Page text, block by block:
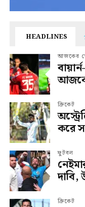
HEADLINES
আজকের
ক্রিকেট
করে
ফুটবল
দাবি,
ক্রিকেট